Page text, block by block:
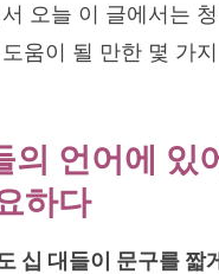
오늘 이 글에서는
움이 될 만한 몇 가
의 언어에 있
하다
십 대들이 문구를 짧